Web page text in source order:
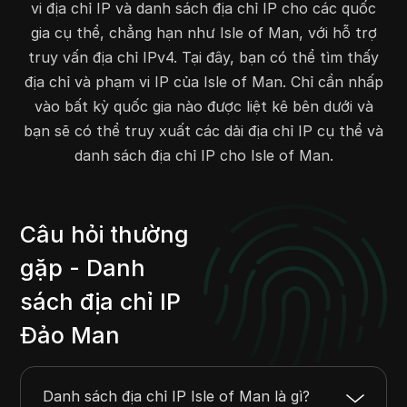
78.24.208.0
78.24.215.255
2048
79.170.32.0
79.170.39.255
2048
80.65.240.0
80.65.255.255
4096
84.246.200.0
84.246.202.255
768
84.246.207.0
84.246.207.255
256
85.184.200.0
85.184.223.255
6144
83.218.0.0
83.218.31.255
89.44.107.0
89.44.107.255
89.47.248.0
89.47.253.0
89.47.253.255
89.107.0.0
vi địa chỉ IP và danh sách địa chỉ IP cho các quốc
gia cụ thể, chẳng hạn như Isle of Man, với hỗ trợ
truy vấn địa chỉ IPv4. Tại đây, bạn có thể tìm thấy
địa chỉ và phạm vi IP của Isle of Man. Chỉ cần nhấp
vào bất kỳ quốc gia nào được liệt kê bên dưới và
bạn sẽ có thể truy xuất các dải địa chỉ IP cụ thể và
danh sách địa chỉ IP cho Isle of Man.
Câu hỏi thường
gặp - Danh
sách địa chỉ IP
Đảo Man
Danh sách địa chỉ IP Isle of Man là gì?